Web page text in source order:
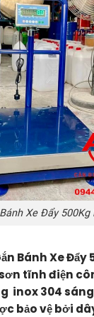
Xe Đẩy 500Kg
Bánh Xe Đẩy
tĩnh điện
inox 304
bảo vệ bởi